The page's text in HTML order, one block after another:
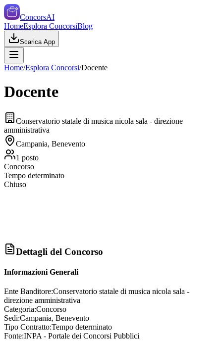
ConcorsAI
HomeEsplora ConcorsiBlog
Scarica App
Home/Esplora Concorsi/Docente
Docente
Conservatorio statale di musica nicola sala - direzione
amministrativa
Campania, Benevento
1 posto
Concorso
Tempo determinato
Chiuso
Dettagli del Concorso
Informazioni Generali
Ente Banditore:Conservatorio statale di musica nicola sala -
direzione amministrativa
Categoria:Concorso
Sedi:Campania, Benevento
Tipo Contratto:Tempo determinato
Fonte:INPA - Portale dei Concorsi Pubblici